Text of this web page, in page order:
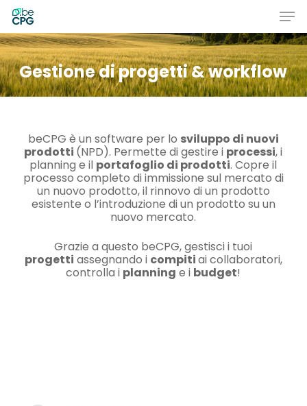
Skip
main
content
Gestione di progetti & workflow
beCPG è un software per lo sviluppo di nuovi
prodotti (NPD). Permette di gestire i processi, i
planning e il portafoglio di prodotti. Copre il
processo completo di immissione sul mercato di
un nuovo prodotto, il rinnovo di un prodotto
esistente o l’introduzione di un prodotto su un
nuovo mercato.
Grazie a questo beCPG, gestisci i tuoi
progetti assegnando i compitiai collaboratori,
controlla i planning e i budget!
Close
Menu